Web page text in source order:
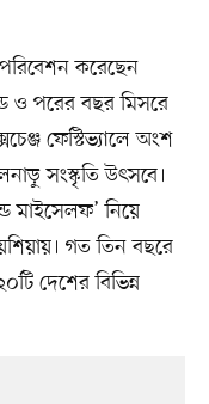
করেছেন
ও পরের বছর মিসরে
ফেস্টিভ্যালে অংশ
সংস্কৃতি উৎসবে।
মাইসেলফ’ নিয়ে
গত তিন বছরে
দেশের বিভিন্ন